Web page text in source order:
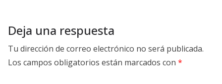
Deja una respuesta
Tu dirección de correo electrónico no será publicada.
Los campos obligatorios están marcados con *